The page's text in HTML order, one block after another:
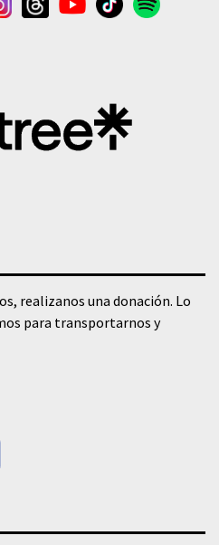
realizanos una donación. Lo
para transportarnos y